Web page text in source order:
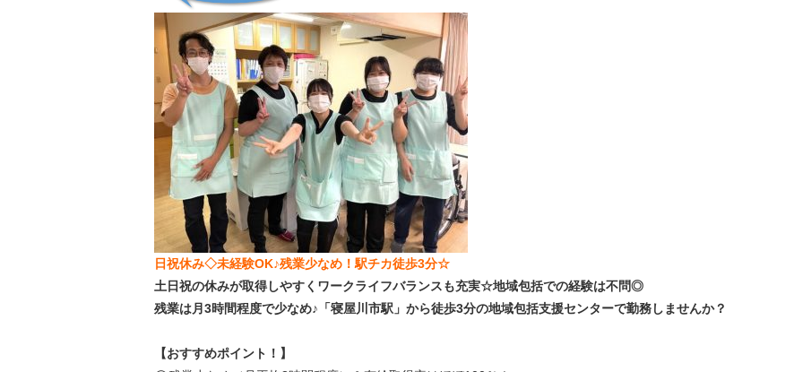
日祝休み◇未経験OK♪残業少なめ！駅チカ徒歩3分☆
土日祝の休みが取得しやすくワークライフバランスも充実☆地域包括での経験は不問◎
残業は月3時間程度で少なめ♪「寝屋川市駅」から徒歩3分の地域包括支援センターで勤務しませんか？
【おすすめポイント！】